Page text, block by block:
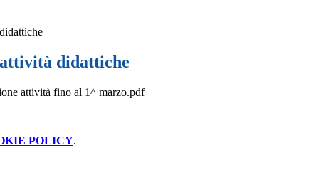
attività didattiche
attività fino al 1^ marzo.pdf
POLICY.